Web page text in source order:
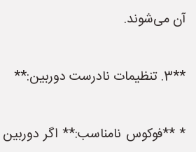
آن می‌شوند.
**3. تنظیمات نادرست دوربین:**
* **فوکوس نامناسب:** اگر دوربین